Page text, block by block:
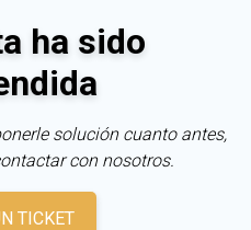
ha sido
solución cuanto antes,
con nosotros.
TICKET